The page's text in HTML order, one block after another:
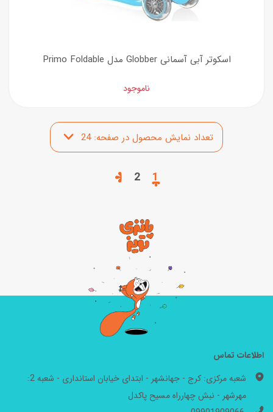
اسکوتر آبی آسمانی Globber مدل Primo Foldable
ناموجود
1
2
اطلاعات تماس
شعبه مرکزی: کرج - جهانشهر - ابتدای خیابان استانداری - شعبه 2:
مهرشهر - نبش چهارراه مسیح پاکدل